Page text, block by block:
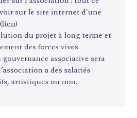
sur le site internet d'une
lien)
du projet à long terme et
des forces vives
gouvernance associative sera
a des salariés
artistiques ou non.